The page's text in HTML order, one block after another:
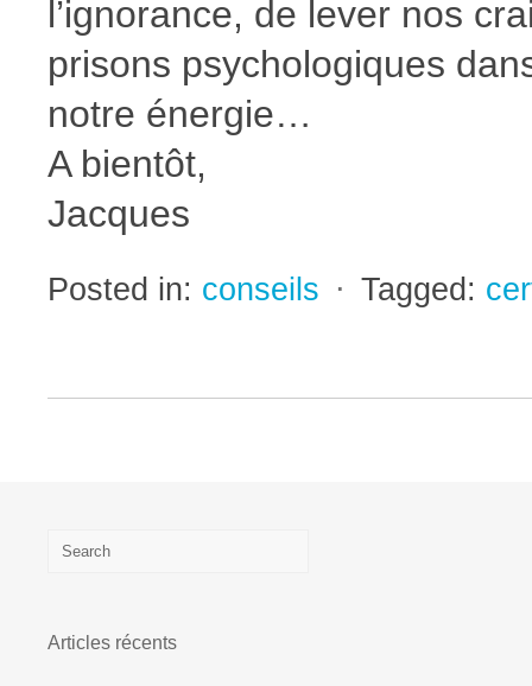
l’ignorance, de lever nos
prisons psychologiques
notre énergie…
A bientôt,
Jacques
Posted in: conseils ⋅ Tagged:
Articles récents